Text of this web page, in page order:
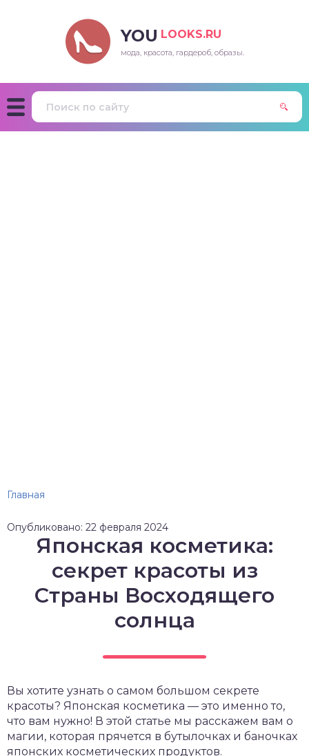
YOU LOOKS.RU
мода, красота, гардероб, образы.
Главная
Опубликовано: 22 февраля 2024
Японская косметика:
секрет красоты из
Страны Восходящего
солнца
Вы хотите узнать о самом большом секрете
красоты? Японская косметика — это именно то,
что вам нужно! В этой статье мы расскажем вам о
магии, которая прячется в бутылочках и баночках
японских косметических продуктов.